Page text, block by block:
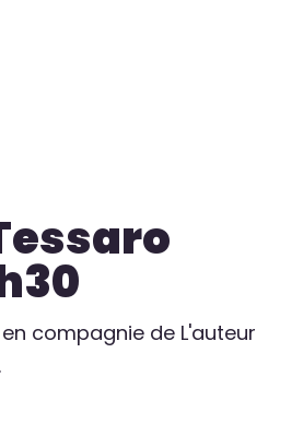
compagnie de L'auteur